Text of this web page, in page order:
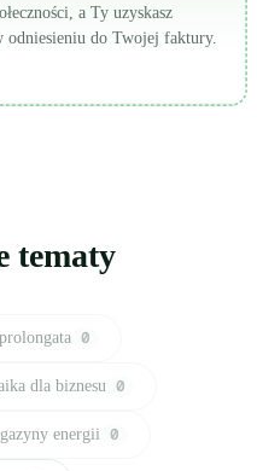
a Ty uzyskasz
odniesieniu do Twojej faktury.
tematy
0
dla biznesu 0
energii 0